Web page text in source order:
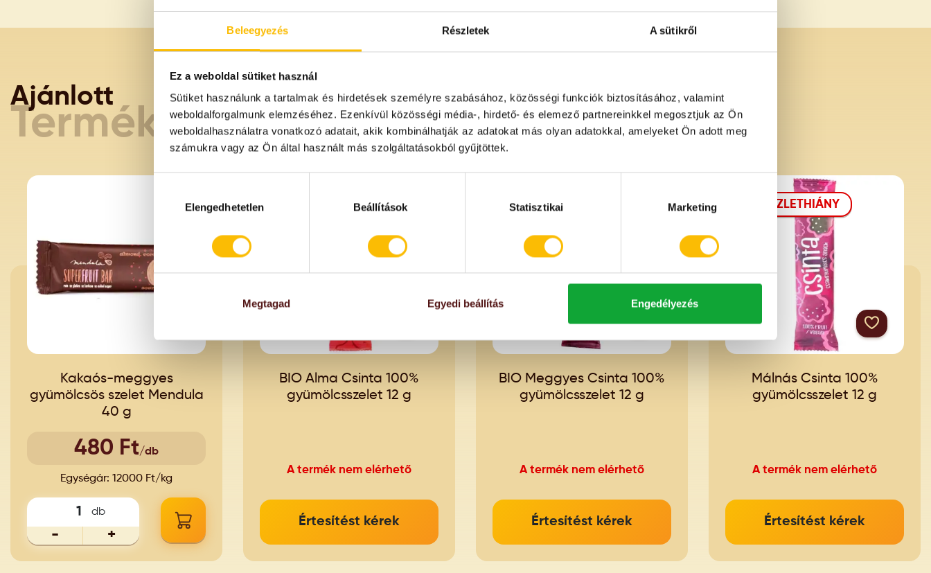
Beleegyezés Részletek A sütikről
Ez a weboldal sütiket használ
Sütiket használunk a tartalmak és hirdetések személyre szabásához, közösségi funkciók biztosításához, valamint
weboldalforgalmunk elemzéséhez. Ezenkívül közösségi média-, hirdető- és elemező partnereinkkel megosztjuk az Ön
weboldalhasználatra vonatkozó adatait, akik kombinálhatják az adatokat más olyan adatokkal, amelyeket Ön adott meg
számukra vagy az Ön által használt más szolgáltatásokból gyűjtöttek.
Elengedhetetlen
Beállítások Statisztikai Marketing
Megtagad Egyedi beállítás Engedélyezés
Ajánlott
Termékeink
Kakaós-meggyes
gyümölcsös szelet Mendula
40 g
480 Ft/db
Egységár: 12000 Ft/kg
db
- +
KÉSZLETHIÁNY
BIO Alma Csinta 100%
gyümölcsszelet 12 g
A termék nem elérhető
Értesítést kérek
KÉSZLETHIÁNY
BIO Meggyes Csinta 100%
gyümölcsszelet 12 g
A termék nem elérhető
Értesítést kérek
KÉSZLETHIÁNY
Málnás Csinta 100%
gyümölcsszelet 12 g
A termék nem elérhető
Értesítést kérek